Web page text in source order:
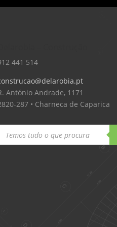
441 514
António Andrade, 1171
287 • Charneca de Caparica
search